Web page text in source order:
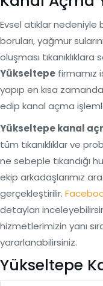
Evsel atıklar nedeniyle
boruları, yağmur
oluşması
Yükseltepe firmamız
yapıp en kısa
edip kanal açma
Yükseltepe kanal
tüm tıkanıklıklar ve
ne sebeple tıkandığı
ekip arkadaşlarımız
gerçekleştirilir.
detayları
hizmetlerimizin yanı
yararlanabilirsiniz.
Yükseltepe